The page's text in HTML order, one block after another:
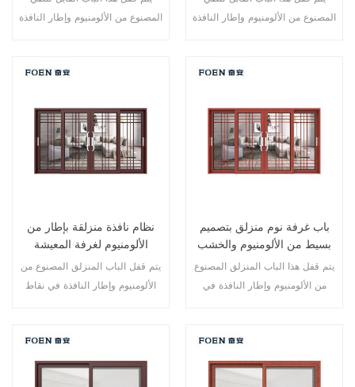
المصنوع من الألومنيوم وإطار النافذة
مختلفة من الأبواب لتلبية الاحتياجات
المصنوع من الألومنيوم وإطار النافذة
مختلفة من الأبواب لتلبية الاحتياجات
نظام نافذة منزلقة بإطار من
الألومنيوم لغرفة المعيشة
بطباعة خشبية
يتم قفل الباب المنزلق المصنوع من
الألومنيوم وإطار النافذة في نقاط
الأبواب لتلبية الاحتياجات المعمارية
المختلفة.
باب غرفة نوم منزلق بتصميم
بسيط من الألومنيوم والخشب
يتم قفل هذا الباب المنزلق المصنوع
من الألومنيوم وإطار النافذة في
أنواع مختلفة من الأبواب لتلبية